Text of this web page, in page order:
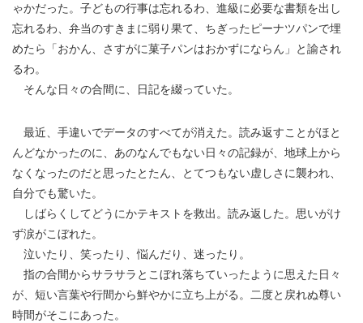
ゃかだった。子どもの行事は忘れるわ、進級に必要な書類を出し
忘れるわ、弁当のすきまに弱り果て、ちぎったピーナツパンで埋
めたら「おかん、さすがに菓子パンはおかずにならん」と諭され
るわ。
そんな日々の合間に、日記を綴っていた。
最近、手違いでデータのすべてが消えた。読み返すことがほと
んどなかったのに、あのなんでもない日々の記録が、地球上から
なくなったのだと思ったとたん、とてつもない虚しさに襲われ、
自分でも驚いた。
しばらくしてどうにかテキストを救出。読み返した。思いがけ
ず涙がこぼれた。
泣いたり、笑ったり、悩んだり、迷ったり。
指の合間からサラサラとこぼれ落ちていったように思えた日々
が、短い言葉や行間から鮮やかに立ち上がる。二度と戻れぬ尊い
時間がそこにあった。